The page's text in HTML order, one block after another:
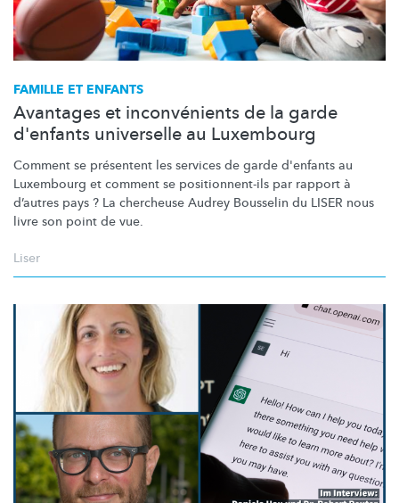
FAMILLE ET ENFANTS
Avantages et inconvénients de la garde
d'enfants universelle au Luxembourg
Comment se présentent les services de garde d'enfants au
Luxembourg et comment se positionnent-ils par rapport à
d’autres pays ? La chercheuse Audrey Bousselin du LISER nous
livre son point de vue.
Liser